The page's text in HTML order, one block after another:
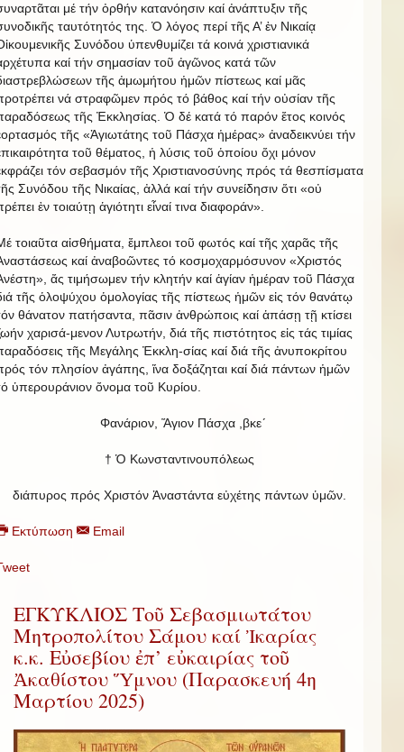
μέ τήν ὀρθήν κατανόησιν καί ἀνάπτυξιν τῆς
ταυτότητός της. Ὁ λόγος περί τῆς Α’ ἐν Νικαίᾳ
Συνόδου ὑπενθυμίζει τά κοινά χριστιανικά
καί τήν σημασίαν τοῦ ἀγῶνος κατά τῶν
τῆς ἀμωμήτου ἡμῶν πίστεως καί μᾶς
νά στραφῶμεν πρός τό βάθος καί τήν οὐσίαν τῆς
τῆς Ἐκκλησίας. Ὁ δέ κατά τό παρόν ἔτος κοινός
τῆς «Ἁγιωτάτης τοῦ Πάσχα ἡμέρας» ἀναδεικνύει τήν
τοῦ θέματος, ἡ λύσις τοῦ ὁποίου ὄχι μόνον
τόν σεβασμόν τῆς Χριστιανοσύνης πρός τά θεσπίσματα
Συνόδου τῆς Νικαίας, ἀλλά καί τήν συνείδησιν ὅτι «οὐ
ἐν τοιαύτῃ ἁγιότητι εἶναί τινα διαφοράν».
τοιαῦτα αἰσθήματα, ἔμπλεοι τοῦ φωτός καί τῆς χαρᾶς τῆς
καί ἀναβοῶντες τό κοσμοχαρμόσυνον «Χριστός
ἄς τιμήσωμεν τήν κλητήν καί ἁγίαν ἡμέραν τοῦ Πάσχα
τῆς ὁλοψύχου ὁμολογίας τῆς πίστεως ἡμῶν εἰς τόν θανάτῳ
θάνατον πατήσαντα, πᾶσιν ἀνθρώποις καί ἁπάσῃ τῇ κτίσει
χαρισά-μενον Λυτρωτήν, διά τῆς πιστότητος εἰς τάς τιμίας
τῆς Μεγάλης Ἐκκλη-σίας καί διά τῆς ἀνυποκρίτου
τόν πλησίον ἀγάπης, ἵνα δοξάζηται καί διά πάντων ἡμῶν
ὑπερουράνιον ὄνομα τοῦ Κυρίου.
Φανάριον, Ἅγιον Πάσχα ,βκε´
† Ὁ Κωνσταντινουπόλεως
διάπυρος πρός Χριστόν Ἀναστάντα εὐχέτης πάντων ὑμῶν.
Εκτύπωση Email
ΕΓΚΥΚΛΙΟΣ Τοῦ Σεβασμιωτάτου
Μητροπολίτου Σάμου καί Ἰκαρίας
κ.κ. Εὐσεβίου ἐπ’ εὐκαιρίας τοῦ
Ἀκαθίστου Ὕμνου (Παρασκευή 4η
Μαρτίου 2025)